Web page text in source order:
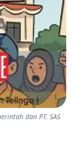
dan PT. SAS